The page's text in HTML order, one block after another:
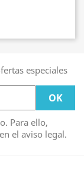
especiales
Para ello,
el aviso legal.